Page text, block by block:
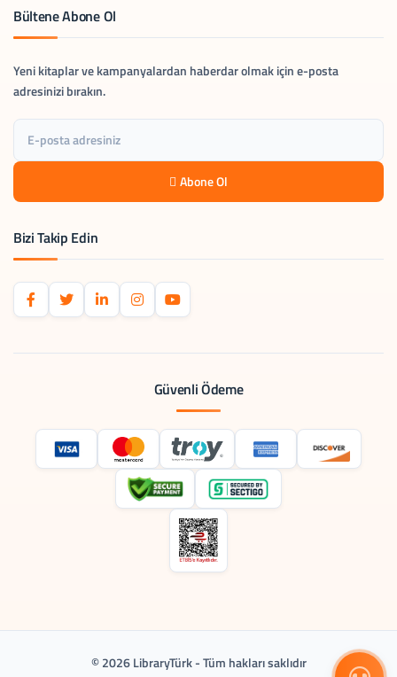
Bültene Abone Ol
Yeni kitaplar ve kampanyalardan haberdar olmak için e-posta
adresinizi bırakın.
Abone Ol
Bizi Takip Edin
Güvenli Ödeme
© 2026 LibraryTürk - Tüm hakları saklıdır